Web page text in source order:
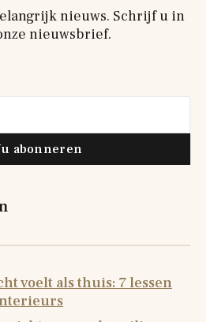
nieuws. Schrijf u in
nieuwsbrief.
abonneren
voelt als thuis: 7 lessen